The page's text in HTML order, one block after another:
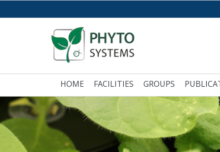
HOME FACILITIES GROUPS